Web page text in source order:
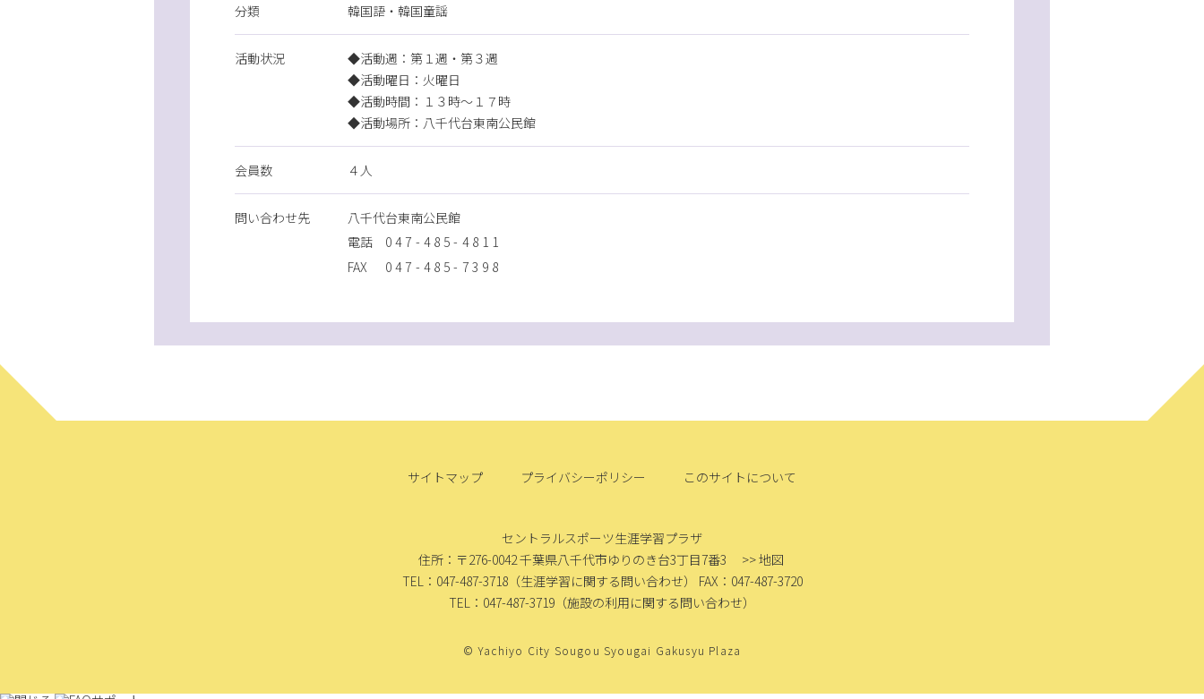
分類 韓国語・韓国童謡
活動状況
◆活動週：第１週・第３週
◆活動曜日：火曜日
◆活動時間：１３時～１７時
◆活動場所：八千代台東南公民館
会員数 ４人
問い合わせ先
八千代台東南公民館
電話
047-485-4811
FAX
047-485-7398
サイトマップ プライバシーポリシー このサイトについて
セントラルスポーツ生涯学習プラザ
住所：〒276-0042千葉県八千代市ゆりのき台3丁目7番3
>> 地図
TEL：047-487-3718（生涯学習に関する問い合わせ） FAX：047-487-3720
TEL：047-487-3719 （施設の利用に関する問い合わせ）
© Yachiyo City Sougou Syougai Gakusyu Plaza